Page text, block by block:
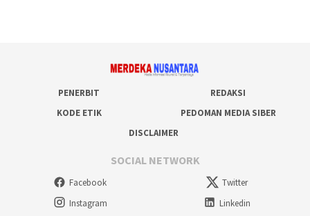
PENERBIT
REDAKSI
KODE ETIK
PEDOMAN MEDIA SIBER
DISCLAIMER
SOCIAL NETWORK
Facebook
Twitter
Instagram
Linkedin